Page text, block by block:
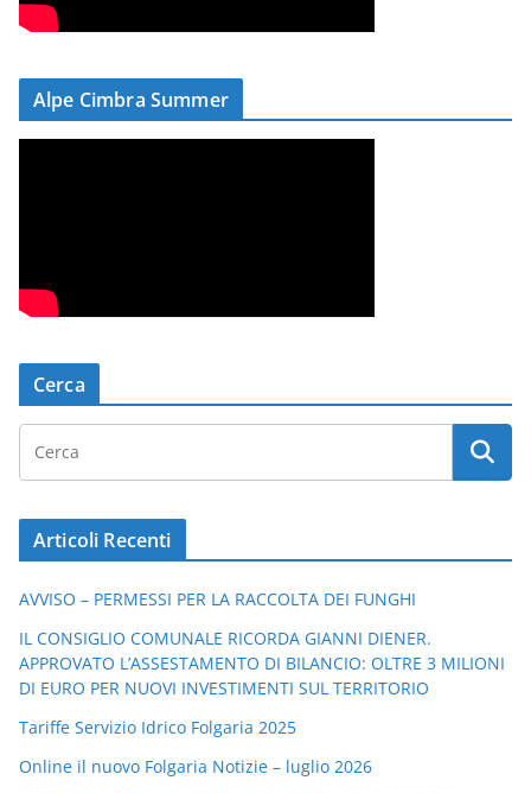
Alpe Cimbra Summer
Cerca
Articoli Recenti
AVVISO – PERMESSI PER LA RACCOLTA DEI FUNGHI
IL CONSIGLIO COMUNALE RICORDA GIANNI DIENER.
APPROVATO L’ASSESTAMENTO DI BILANCIO: OLTRE 3 MILIONI
DI EURO PER NUOVI INVESTIMENTI SUL TERRITORIO
Tariffe Servizio Idrico Folgaria 2025
Online il nuovo Folgaria Notizie – luglio 2026